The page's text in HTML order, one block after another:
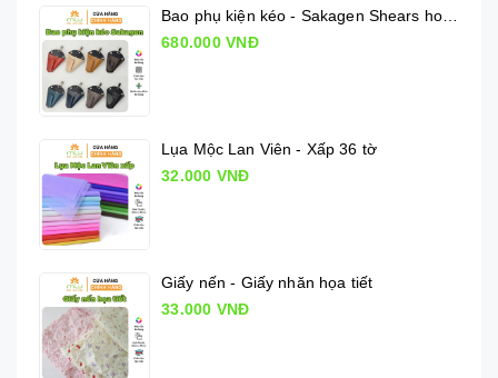
680.000 VNĐ
Lụa Mộc Lan Viên - Xấp 36 tờ
32.000 VNĐ
Giấy nến - Giấy nhăn họa tiết
33.000 VNĐ